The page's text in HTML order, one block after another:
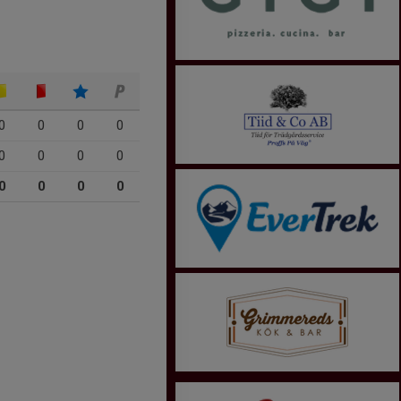
0 0
0
0 0
0
0 0 0 0